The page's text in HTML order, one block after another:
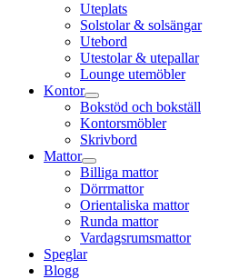
Uteplats
Solstolar & solsängar
Utebord
Utestolar & utepallar
Lounge utemöbler
Kontor
Bokstöd och bokställ
Kontorsmöbler
Skrivbord
Mattor
Billiga mattor
Dörrmattor
Orientaliska mattor
Runda mattor
Vardagsrumsmattor
Speglar
Blogg